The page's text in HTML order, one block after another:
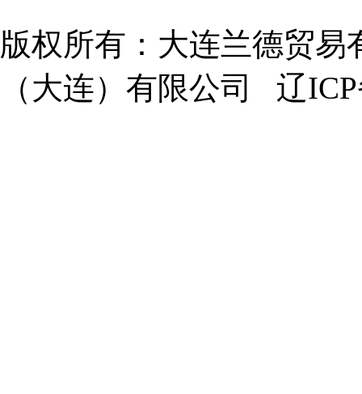
版权所有：大连兰德贸
（大连）有限公司
辽